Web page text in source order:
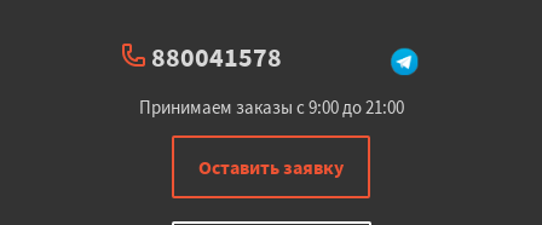
880041578
Принимаем заказы с 9:00 до 21:00
Оставить заявку